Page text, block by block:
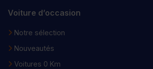
Voiture d’occasion
Notre sélection
Nouveautés
Voitures 0 Km